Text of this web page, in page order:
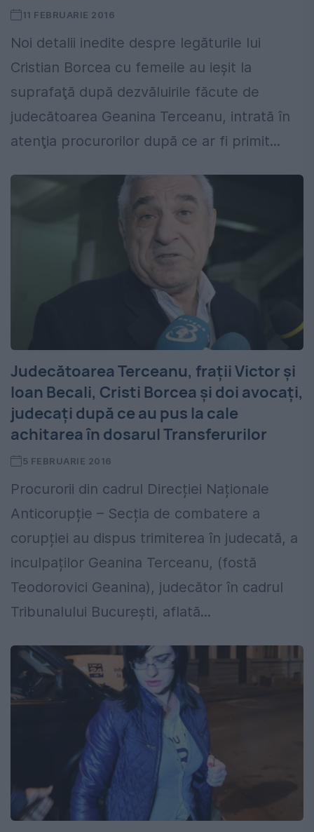
11 FEBRUARIE 2016
Noi detalii inedite despre legăturile lui
Cristian Borcea cu femeile au ieşit la
suprafaţă după dezvăluirile făcute de
judecătoarea Geanina Terceanu, intrată în
atenţia procurorilor după ce ar fi primit...
Judecătoarea Terceanu, fraţii Victor şi
Ioan Becali, Cristi Borcea şi doi avocaţi,
judecaţi după ce au pus la cale
achitarea în dosarul Transferurilor
5 FEBRUARIE 2016
Procurorii din cadrul Direcției Naționale
Anticorupție – Secția de combatere a
corupției au dispus trimiterea în judecată, a
inculpaților Geanina Terceanu, (fostă
Teodorovici Geanina), judecător în cadrul
Tribunalului București, aflată...